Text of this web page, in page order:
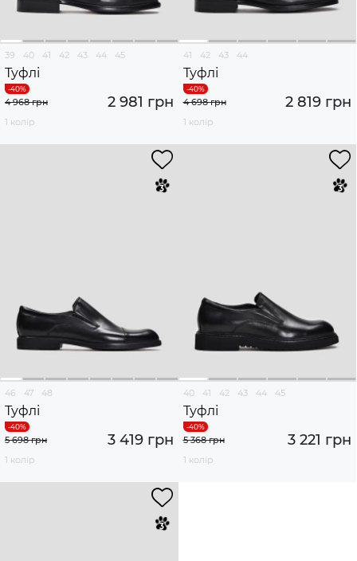
39 40 41 42 43 44 45
Туфлі
2 981 грн
4 968 грн
1 колір
41 42 43 44
Туфлі
2 819 грн
4 698 грн
1 колір
46 47 48
Туфлі
3 419 грн
5 698 грн
1 колір
40 41 42 43 44 45
Туфлі
3 221 грн
5 368 грн
1 колір